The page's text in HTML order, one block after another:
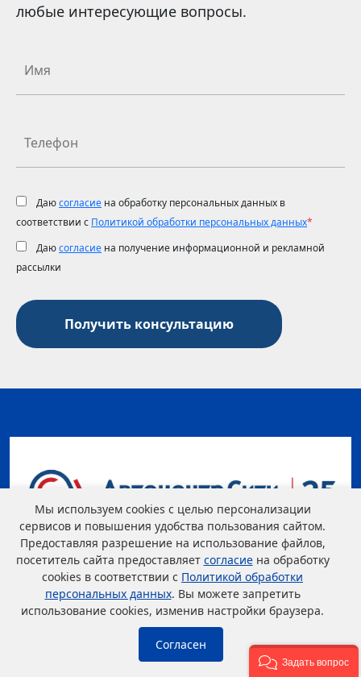
любые интересующие вопросы.
Даюсогласие на обработку персональных данных в
соответствии с Политикой обработки персональных данных*
Даюсогласие на получение информационной и рекламной
рассылки
Мы используем cookies с целью персонализации
сервисов и повышения удобства пользования сайтом.
Предоставляя разрешение на использование файлов,
посетитель сайта предоставляет согласиена обработку
cookies в соответствии с Политикой обработки
персональных данных. Вы можете запретить
использование cookies, изменив настройки браузера.
Согласен
Задать вопрос